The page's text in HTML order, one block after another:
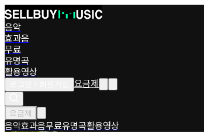
음악
효과음
무료
유명곡
활용영상
요금제
요금제
음악효과음무료유명곡활용영상